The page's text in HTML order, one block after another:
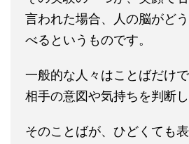
言われた場合、人の脳がど
べるというものです。
一般的な人々はことばだけ
相手の意図や気持ちを判断し
そのことばが、ひどくても